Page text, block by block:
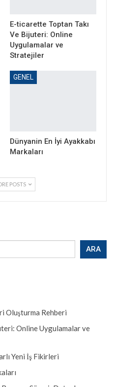
E-ticarette Toptan Takı
Ve Bijuteri: Online
Uygulamalar ve
Stratejiler
GENEL
Dünyanin En İyi Ayakkabı
Markaları
POSTS
ARA
Oluşturma Rehberi
Online Uygulamalar ve
Yeni İş Fikirleri